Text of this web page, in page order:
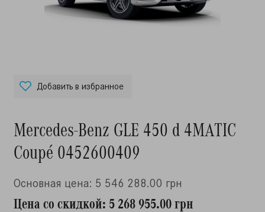
Добавить в избранное
Mercedes-Benz GLE 450 d 4MATIC
Coupé 0452600409
Основная цена: 5 546 288.00 грн
Цена со скидкой: 5 268 955.00 грн